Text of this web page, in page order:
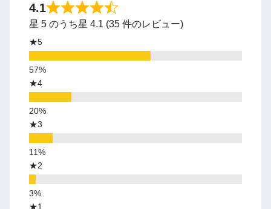
4.1
星 5 のうち星 4.1 (35 件のレビュー)
★5
★4
★3
★2
★1